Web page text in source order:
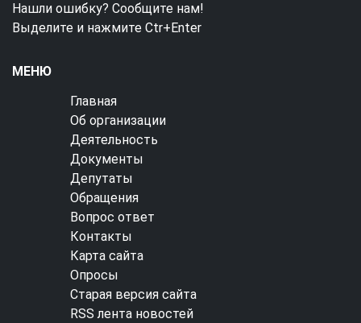
Нашли ошибку? Сообщите нам!
Выделите и нажмите Ctr+Enter
МЕНЮ
Главная
Об организации
Деятельность
Документы
Депутаты
Обращения
Вопрос ответ
Контакты
Карта сайта
Опросы
Старая версия сайта
RSS лента новостей